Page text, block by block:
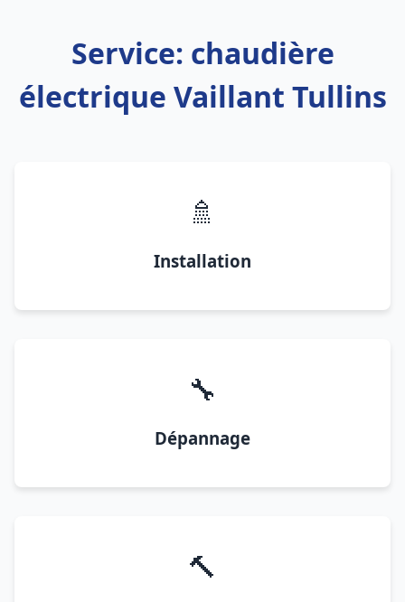
Service: chaudière
électrique Vaillant Tullins
🚿
Installation
🔧
Dépannage
🔨